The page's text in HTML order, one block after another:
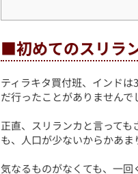
■初めてのスリラ
ティラキタ買付班、インド
だ行ったことがありませんで
正直、スリランカと言って
も、人口が少ないからかあま
気なるものがなくても、一